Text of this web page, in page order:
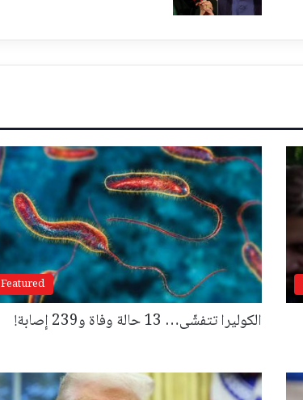
Featured
الكوليرا تتفشّى… 13 حالة وفاة و239 إصابة!